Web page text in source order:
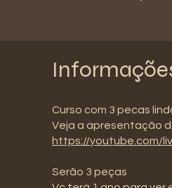
Curso com 3 pecas
https://youtube.com/
Serão 3 peças